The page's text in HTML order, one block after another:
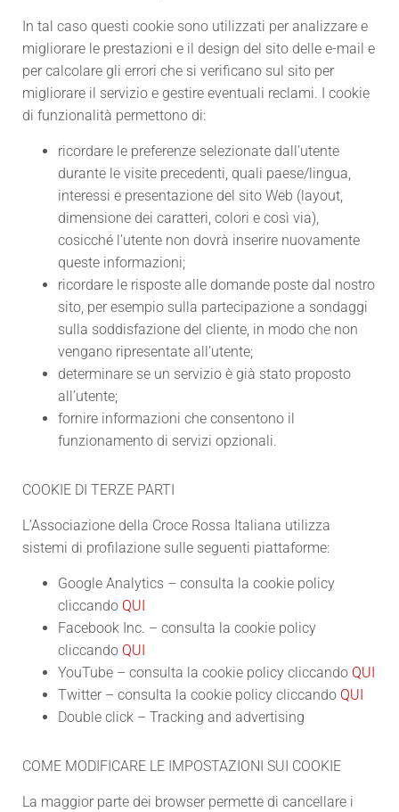
In tal caso questi cookie sono utilizzati per analizzare e
migliorare le prestazioni e il design del sito delle e-mail e
per calcolare gli errori che si verificano sul sito per
migliorare il servizio e gestire eventuali reclami. I cookie
di funzionalità permettono di:
ricordare le preferenze selezionate dall’utente
durante le visite precedenti, quali paese/lingua,
interessi e presentazione del sito Web (layout,
dimensione dei caratteri, colori e così via),
cosicché l’utente non dovrà inserire nuovamente
queste informazioni;
ricordare le risposte alle domande poste dal nostro
sito, per esempio sulla partecipazione a sondaggi
sulla soddisfazione del cliente, in modo che non
vengano ripresentate all’utente;
determinare se un servizio è già stato proposto
all’utente;
fornire informazioni che consentono il
funzionamento di servizi opzionali.
COOKIE DI TERZE PARTI
L’Associazione della Croce Rossa Italiana utilizza
sistemi di profilazione sulle seguenti piattaforme:
Google Analytics – consulta la cookie policy
cliccando QUI
Facebook Inc. – consulta la cookie policy
cliccando QUI
YouTube – consulta la cookie policy cliccando QUI
Twitter – consulta la cookie policy cliccando QUI
Double click – Tracking and advertising
COME MODIFICARE LE IMPOSTAZIONI SUI COOKIE
La maggior parte dei browser permette di cancellare i